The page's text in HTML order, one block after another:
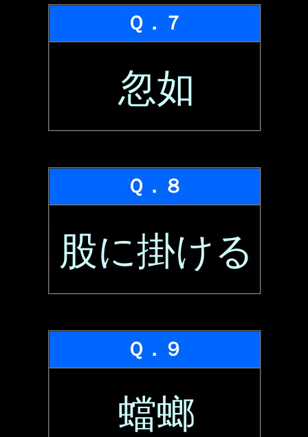
Ｑ．７
忽如
Ｑ．８
股に掛ける
Ｑ．９
蟷螂